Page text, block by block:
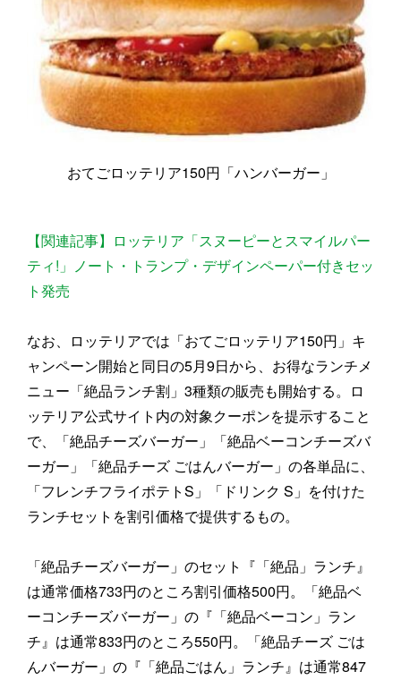
おてごロッテリア150円「ハンバーガー」
【関連記事】ロッテリア「スヌーピーとスマイルパー
ティ!」ノート・トランプ・デザインペーパー付きセッ
ト発売
なお、ロッテリアでは「おてごロッテリア150円」キ
ャンペーン開始と同日の5月9日から、お得なランチメ
ニュー「絶品ランチ割」3種類の販売も開始する。ロ
ッテリア公式サイト内の対象クーポンを提示すること
で、「絶品チーズバーガー」「絶品ベーコンチーズバ
ーガー」「絶品チーズ ごはんバーガー」の各単品に、
「フレンチフライポテトS」「ドリンク S」を付けた
ランチセットを割引価格で提供するもの。
「絶品チーズバーガー」のセット『「絶品」ランチ』
は通常価格733円のところ割引価格500円。「絶品ベ
ーコンチーズバーガー」の『「絶品ベーコン」ラン
チ』は通常833円のところ550円。「絶品チーズ ごは
んバーガー」の『「絶品ごはん」ランチ』は通常847